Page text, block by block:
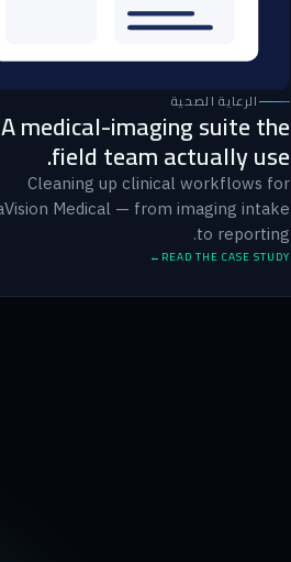
الرعاية الصحية
A medical-imaging suite the
field team actually use.
Cleaning up clinical workflows for
Medical — from imaging intake
to reporting.
READ THE CASE STUDY